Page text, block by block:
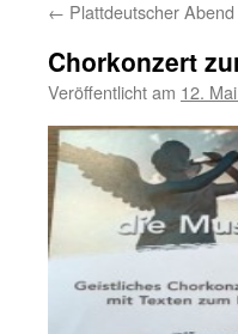
← Plattdeutscher
Chorkonzert
Veröffentlicht am 12.